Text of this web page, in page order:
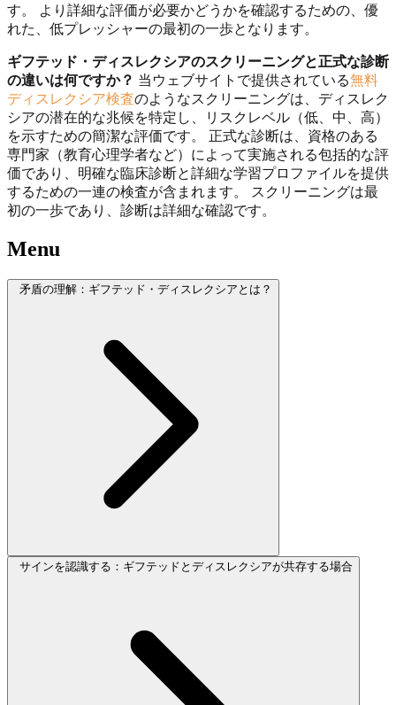
す。 より詳細な評価が必要かどうかを確認するための、優
れた、低プレッシャーの最初の一歩となります。
ギフテッド・ディスレクシアのスクリーニングと正式な診断
の違いは何ですか？ 当ウェブサイトで提供されている無料
ディスレクシア検査のようなスクリーニングは、ディスレク
シアの潜在的な兆候を特定し、リスクレベル（低、中、高）
を示すための簡潔な評価です。 正式な診断は、資格のある
専門家（教育心理学者など）によって実施される包括的な評
価であり、明確な臨床診断と詳細な学習プロファイルを提供
するための一連の検査が含まれます。 スクリーニングは最
初の一歩であり、診断は詳細な確認です。
Menu
矛盾の理解：ギフテッド・ディスレクシアとは？
サインを認識する：ギフテッドとディスレクシアが共存する場合